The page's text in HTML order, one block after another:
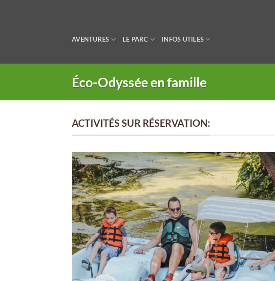
AVENTURES LE PARC INFOS UTILES
Éco-Odyssée en famille
ACTIVITÉS SUR RÉSERVATION: